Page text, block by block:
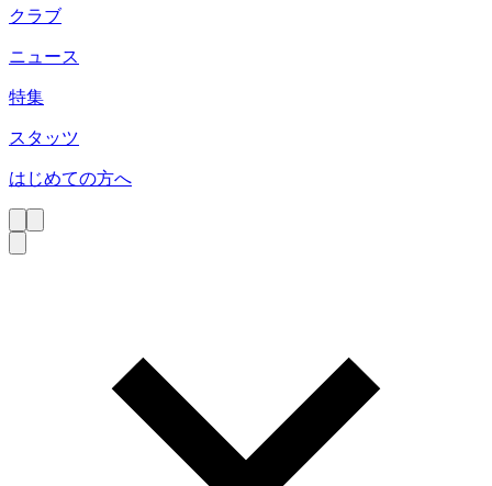
クラブ
ニュース
特集
スタッツ
はじめての方へ